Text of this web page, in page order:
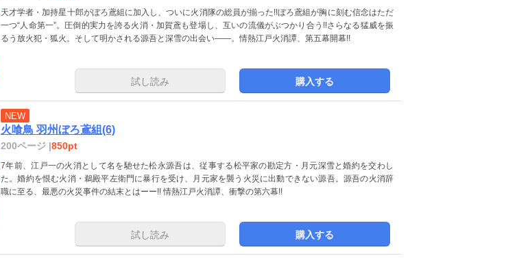
天才学者・加持星十郎がぼろ鳶組に加入し、ついに火消隊の総員が揃った!!ぼろ鳶組が胸に刻む信念はただ
一つ“人命第一”。圧倒的実力を誇る火消・加賀鳶も登場し、互いの流儀がぶつかり合う!!さらなる猛威を振
るう放火犯・狐火。そして明かされる源吾と深雪の出会い――。情熱江戸火消譚、第五幕開幕!!
試し読み 購入する
NEW
火喰鳥 羽州ぼろ鳶組(6)
200ページ |850pt
7年前、江戸一の火消として名を馳せた松永源吾は、従事する松平家の勘定方・月元深雪と婚約を交わし
た。婚約を恨む火消・鵜殿平左衛門に暴行を受け、月元家を襲う火災に出動できない源吾。源吾の火消辞
職に至る、最悪の火災事件の結末とはーー!! 情熱江戸火消譚、衝撃の第六幕!!
試し読み 購入する